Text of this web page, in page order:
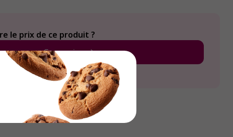
le prix de ce produit ?
Connexion
Créer un compte